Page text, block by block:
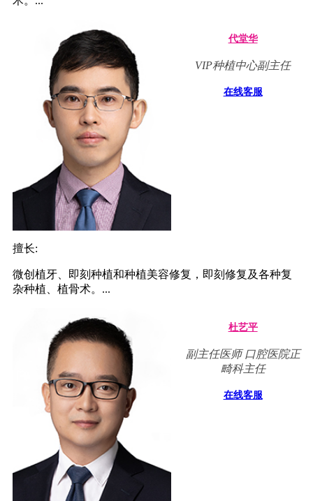
代堂华
VIP种植中心副主任
在线客服
擅长:
微创植牙、即刻种植和种植美容修复，即刻修复及各种复
杂种植、植骨术。...
杜艺平
副主任医师 口腔医院正
畸科主任
在线客服